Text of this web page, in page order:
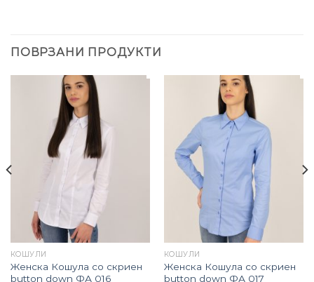
ПОВРЗАНИ ПРОДУКТИ
КОШУЛИ
Женска Кошула со скриен
button down ФА 016
КОШУЛИ
Женска Кошула со скриен
button down ФА 017